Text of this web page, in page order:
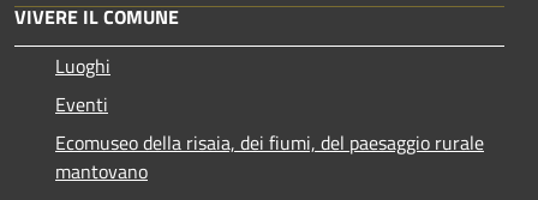
VIVERE IL COMUNE
Luoghi
Eventi
Ecomuseo della risaia, dei fiumi, del paesaggio rurale
mantovano